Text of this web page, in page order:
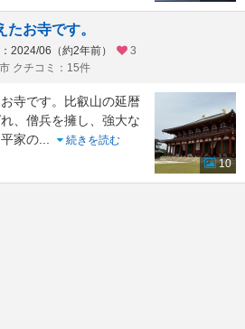
お寺です。
2024/06（約2年前）
3
クチコミ：15件
寺です。比叡山の延暦
、僧兵を擁し、強大な
家の
続きを読む
10